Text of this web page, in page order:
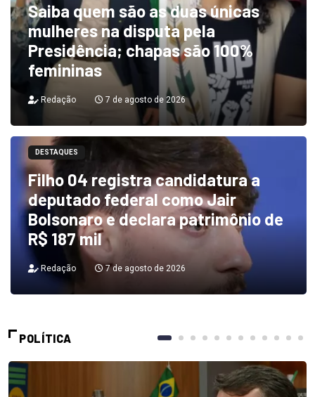
Saiba quem são as duas únicas
mulheres na disputa pela
Presidência; chapas são 100%
femininas
Redação 7 de agosto de 2026
DESTAQUES
Filho 04 registra candidatura a
deputado federal como Jair
Bolsonaro e declara patrimônio de
R$ 187 mil
Redação 7 de agosto de 2026
POLÍTICA